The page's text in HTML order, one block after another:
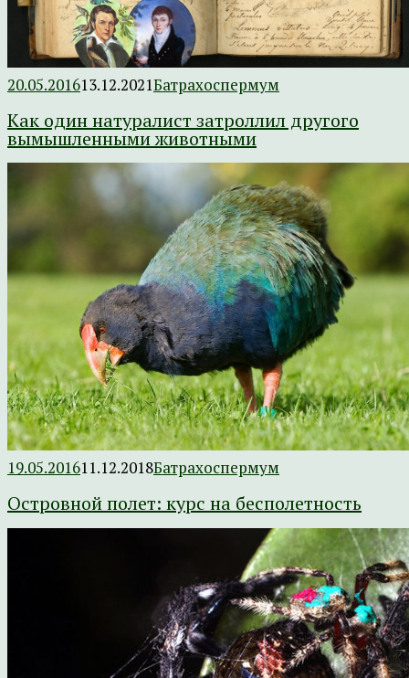
20.05.201613.12.2021Батрахоспермум
Как один натуралист затроллил другого
вымышленными животными
19.05.201611.12.2018Батрахоспермум
Островной полет: курс на бесполетность